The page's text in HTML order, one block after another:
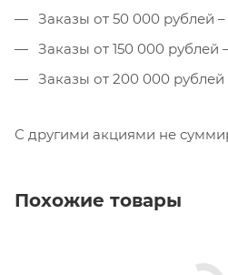
Заказы от 50 000 рублей –
Заказы от 150 000 рублей
Заказы от 200 000 рублей
С другими акциями не
Похожие товары